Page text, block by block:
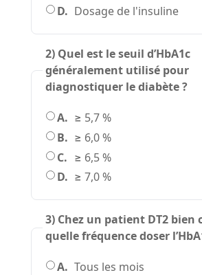
D. Dosage de l'insuline
2) Quel est le seuil d’HbA1c
généralement utilisé pour
diagnostiquer le diabète ?
A. ≥ 5,7 %
B. ≥ 6,0 %
C. ≥ 6,5 %
D. ≥ 7,0 %
3) Chez un patient DT2 bien
quelle fréquence doser
A. Tous les mois